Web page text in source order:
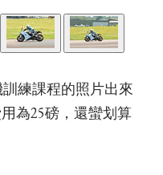
練課程的照片出來
為25磅，還蠻划算